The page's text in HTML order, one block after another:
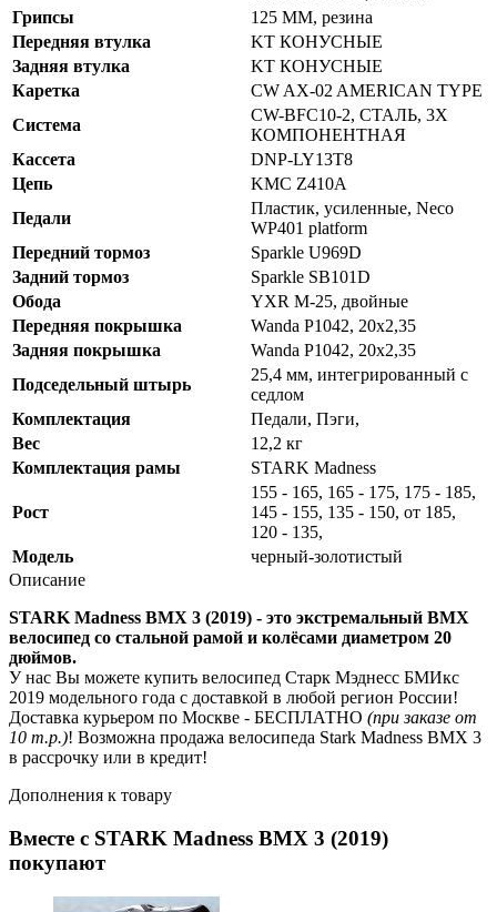
Грипсы
125 ММ, резина
Передняя втулка
KT КОНУСНЫЕ
Задняя втулка
KT КОНУСНЫЕ
Каретка
CW AX-02 AMERICAN TYPE
Система
CW-BFC10-2, СТАЛЬ, 3Х
КОМПОНЕНТНАЯ
Кассета
DNP-LY13T8
Цепь
KMC Z410A
Педали
Пластик, усиленные, Neco
WP401 platform
Передний тормоз
Sparkle U969D
Задний тормоз
Sparkle SB101D
Обода
YXR M-25, двойные
Передняя покрышка
Wanda P1042, 20x2,35
Задняя покрышка
Wanda P1042, 20x2,35
Подседельный штырь
25,4 мм, интегрированный с
седлом
Комплектация
Педали, Пэги,
Вес
12,2 кг
Комплектация рамы
STARK Madness
Рост
155 - 165, 165 - 175, 175 - 185,
145 - 155, 135 - 150, от 185,
120 - 135,
Модель
черный-золотистый
Описание
STARK Madness BMX 3 (2019) - это экстремальный BMX
велосипед со стальной рамой и колёсами диаметром 20
дюймов.
У нас Вы можете купить велосипед Старк Мэднесс БМИкс
2019 модельного года с доставкой в любой регион России!
Доставка курьером по Москве - БЕСПЛАТНО (при заказе от
10 т.р.)! Возможна продажа велосипеда Stark Madness BMX 3
в рассрочку или в кредит!
Дополнения к товару
Вместе с STARK Madness BMX 3 (2019)
покупают